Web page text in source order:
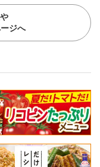
ジへ